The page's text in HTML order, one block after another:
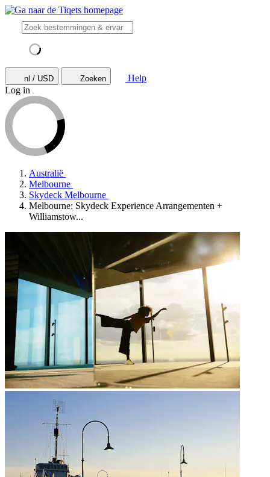
nl / USD Zoeken
Help
Log in
Australië
Melbourne
Skydeck Melbourne
Melbourne: Skydeck Experience Arrangementen +
Williamstow...